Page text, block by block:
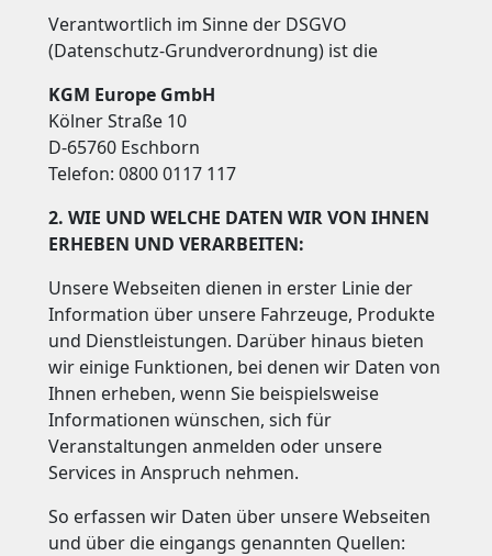
Verantwortlich im Sinne der DSGVO
(Datenschutz-Grundverordnung) ist die
KGM Europe GmbH
Kölner Straße 10
D-65760 Eschborn
Telefon: 0800 0117 117
2. WIE UND WELCHE DATEN WIR VON IHNEN
ERHEBEN UND VERARBEITEN:
Unsere Webseiten dienen in erster Linie der
Information über unsere Fahrzeuge, Produkte
und Dienstleistungen. Darüber hinaus bieten
wir einige Funktionen, bei denen wir Daten von
Ihnen erheben, wenn Sie beispielsweise
Informationen wünschen, sich für
Veranstaltungen anmelden oder unsere
Services in Anspruch nehmen.
So erfassen wir Daten über unsere Webseiten
und über die eingangs genannten Quellen: